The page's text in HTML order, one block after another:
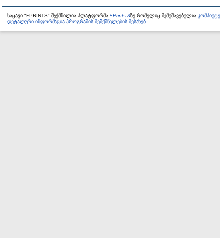
საცავი "EPRINTS" შექმნილია პლატფორმა EPrints 3ზე რომელიც შემუშავებულია
დეტალური ინფორმაცია პროგრამის შემქმნელების შესახებ